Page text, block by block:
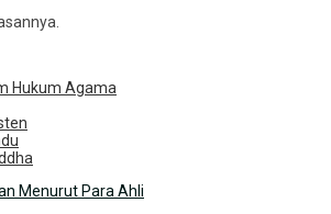
Hukum Agama
Menurut Para Ahli